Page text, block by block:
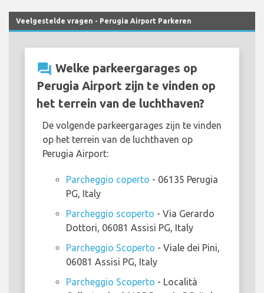
Veelgestelde vragen - Perugia Airport Parkeren
question_answer Welke parkeergarages op
Perugia Airport zijn te vinden op
het terrein van de luchthaven?
De volgende parkeergarages zijn te vinden
op het terrein van de luchthaven op
Perugia Airport:
Parcheggio coperto - 06135 Perugia
PG, Italy
Parcheggio scoperto - Via Gerardo
Dottori, 06081 Assisi PG, Italy
Parcheggio Scoperto - Viale dei Pini,
06081 Assisi PG, Italy
Parcheggio Scoperto - Località